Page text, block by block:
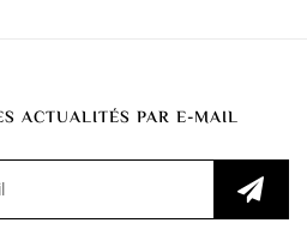
ACTUALITÉS PAR E-MAIL